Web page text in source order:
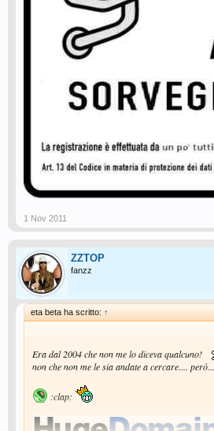
1 Nov 2011
ZZTOP
fanzz
eta beta ha scritto: ↑
Era dal 2004 che non me lo diceva qualcuno!
non che non me le sia andate a cercare.... però...
:clap: